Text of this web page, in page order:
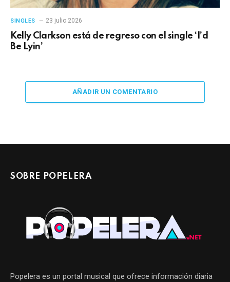
SINGLES 23 julio 2026
Kelly Clarkson está de regreso con el single ‘I’d
Be Lyin’
AÑADIR UN COMENTARIO
SOBRE POPELERA
Popelera es un portal musical que ofrece información diaria